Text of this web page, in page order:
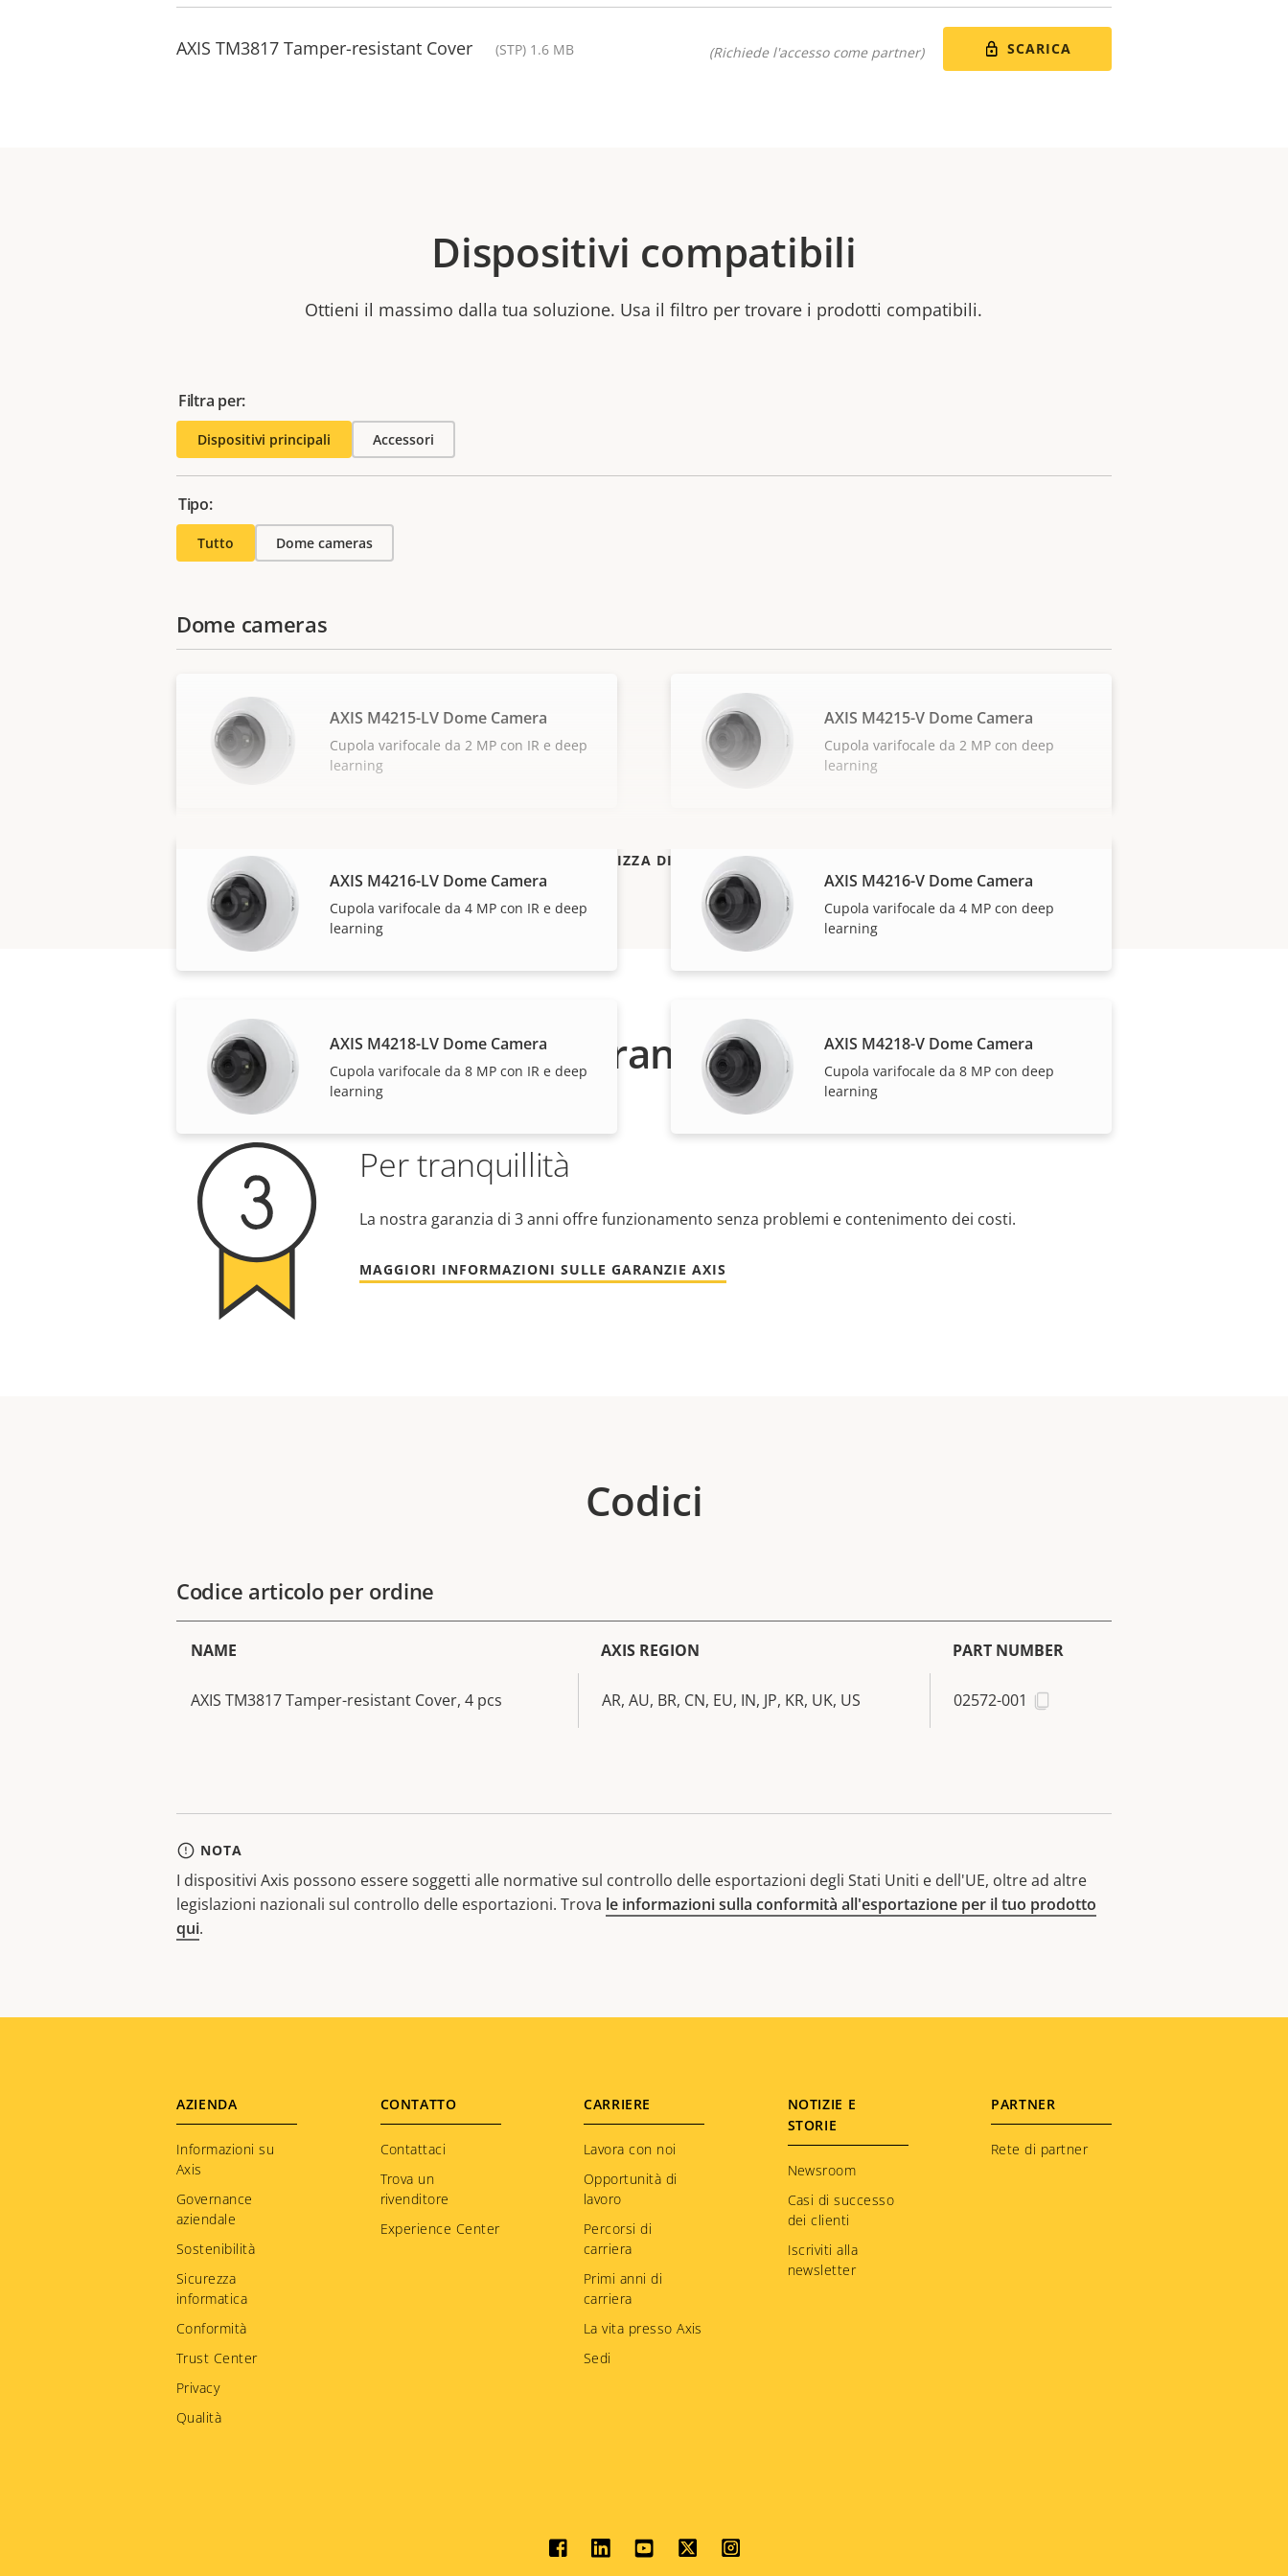
AXIS TM3817 Tamper-resistant Cover (STP) 1.6 MB (Richiede l'accesso come partner) SCARICA
Dispositivi compatibili
Ottieni il massimo dalla tua soluzione. Usa il filtro per trovare i prodotti compatibili.
Filtra per:
Dispositivi principali Accessori
Tipo:
Tutto Dome cameras
VISUALIZZA DI PIÙ
Dome cameras
AXIS M4215-LV Dome Camera
Cupola varifocale da 2 MP con IR e deep
learning
AXIS M4215-V Dome Camera
Cupola varifocale da 2 MP con deep
learning
AXIS M4216-LV Dome Camera
Cupola varifocale da 4 MP con IR e deep
learning
AXIS M4216-V Dome Camera
Cupola varifocale da 4 MP con deep
learning
AXIS M4218-LV Dome Camera
Cupola varifocale da 8 MP con IR e deep
learning
AXIS M4218-V Dome Camera
Cupola varifocale da 8 MP con deep
learning
Garanzia
Per tranquillità
La nostra garanzia di 3 anni offre funzionamento senza problemi e contenimento dei costi.
MAGGIORI INFORMAZIONI SULLE GARANZIE AXIS
Codici
Codice articolo per ordine
NAME AXIS REGION PART NUMBER
AXIS TM3817 Tamper-resistant Cover, 4 pcs AR, AU, BR, CN, EU, IN, JP, KR, UK, US 02572-001
NOTA
I dispositivi Axis possono essere soggetti alle normative sul controllo delle esportazioni degli Stati Uniti e dell'UE, oltre ad altre
legislazioni nazionali sul controllo delle esportazioni. Trova le informazioni sulla conformità all'esportazione per il tuo prodotto
qui.
Footer
menu
AZIENDA
Informazioni su
Axis
Governance
aziendale
Sostenibilità
Sicurezza
informatica
Conformità
Trust Center
Privacy
Qualità
CONTATTO
Contattaci
Trova un
rivenditore
Experience Center
CARRIERE
Lavora con noi
Opportunità di
lavoro
Percorsi di
carriera
Primi anni di
carriera
La vita presso Axis
Sedi
NOTIZIE E
STORIE
Newsroom
Casi di successo
dei clienti
Iscriviti alla
newsletter
PARTNER
Rete di partner
Social